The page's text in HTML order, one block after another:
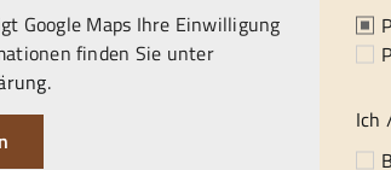
Google Maps Ihre Einwilligung
finden Sie unter
.
Ich